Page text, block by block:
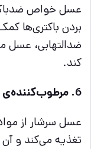
عسل خواص
بردن باکتری‌ها
ضدالتهابی، عسل
کند.
6. مرطوب‌کننده‌ی کوتیکول
عسل سرشار از
تغذیه می‌کند و